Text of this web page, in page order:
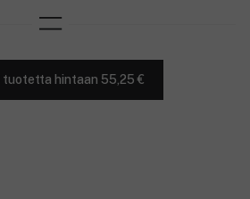
tuotetta hintaan 55,25 €